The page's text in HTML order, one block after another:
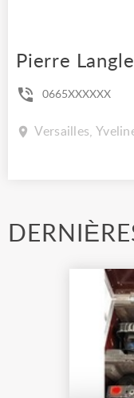
Pierre
0665XXXXXX
Versailles,